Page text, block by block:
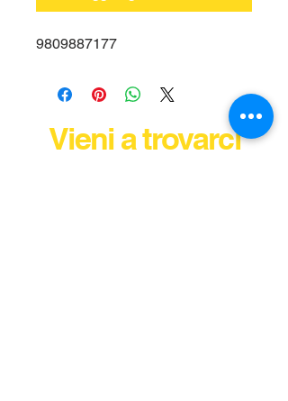
9809887177
Vieni a trovarci